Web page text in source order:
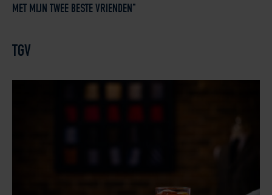
MET MIJN TWEE BESTE VRIENDEN"
TGV